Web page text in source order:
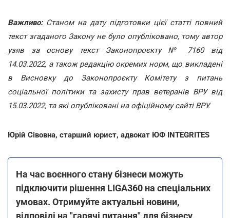
Важливо:Станом на дату підготовки цієї статті повний
текст згаданого Закону не було опубліковано, тому автор
узяв за основу текст Законопроєкту № 7160 від
14.03.2022, а також редакцію окремих норм, що викладені
в Висновку до Законопроєкту Комітету з питань
соціальної політики та захисту прав ветеранів ВРУ від
15.03.2022, та які опубліковані на офіційному сайті ВРУ.
Юрій Сівовна, старший юрист, адвокат ЮФ INTEGRITES
На час воєнного стану бізнеси можуть
підключити рішення LIGA360 на спеціальних
умовах. Отримуйте актуальні новини,
відповіді на "гарячі питання" для бізнесу,